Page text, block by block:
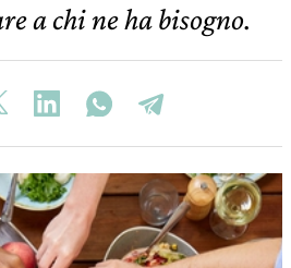
a chi ne ha bisogno.